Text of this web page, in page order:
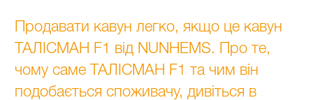
Продавати кавун легко, якщо це кавун
ТАЛІСМАН F1 від NUNHEMS. Про те,
чому саме ТАЛІСМАН F1 та чим він
подобається споживачу, дивіться в